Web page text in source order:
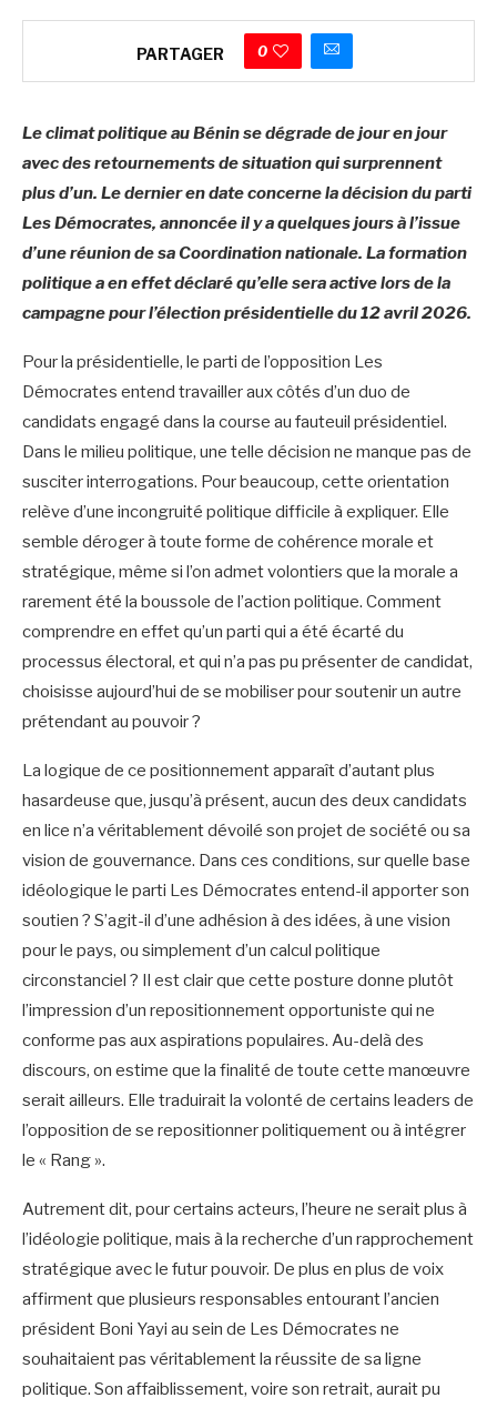
PARTAGER 0
Le climat politique au Bénin se dégrade de jour en jour
avec des retournements de situation qui surprennent
plus d’un. Le dernier en date concerne la décision du parti
Les Démocrates, annoncée il y a quelques jours à l’issue
d’une réunion de sa Coordination nationale. La formation
politique a en effet déclaré qu’elle sera active lors de la
campagne pour l’élection présidentielle du 12 avril 2026.
Pour la présidentielle, le parti de l’opposition Les
Démocrates entend travailler aux côtés d’un duo de
candidats engagé dans la course au fauteuil présidentiel.
Dans le milieu politique, une telle décision ne manque pas de
susciter interrogations. Pour beaucoup, cette orientation
relève d’une incongruité politique difficile à expliquer. Elle
semble déroger à toute forme de cohérence morale et
stratégique, même si l’on admet volontiers que la morale a
rarement été la boussole de l’action politique. Comment
comprendre en effet qu’un parti qui a été écarté du
processus électoral, et qui n’a pas pu présenter de candidat,
choisisse aujourd’hui de se mobiliser pour soutenir un autre
prétendant au pouvoir ?
La logique de ce positionnement apparaît d’autant plus
hasardeuse que, jusqu’à présent, aucun des deux candidats
en lice n’a véritablement dévoilé son projet de société ou sa
vision de gouvernance. Dans ces conditions, sur quelle base
idéologique le parti Les Démocrates entend-il apporter son
soutien ? S’agit-il d’une adhésion à des idées, à une vision
pour le pays, ou simplement d’un calcul politique
circonstanciel ? Il est clair que cette posture donne plutôt
l’impression d’un repositionnement opportuniste qui ne
conforme pas aux aspirations populaires. Au-delà des
discours, on estime que la finalité de toute cette manœuvre
serait ailleurs. Elle traduirait la volonté de certains leaders de
l’opposition de se repositionner politiquement ou à intégrer
le « Rang ».
Autrement dit, pour certains acteurs, l’heure ne serait plus à
l’idéologie politique, mais à la recherche d’un rapprochement
stratégique avec le futur pouvoir. De plus en plus de voix
affirment que plusieurs responsables entourant l’ancien
président Boni Yayi au sein de Les Démocrates ne
souhaitaient pas véritablement la réussite de sa ligne
politique. Son affaiblissement, voire son retrait, aurait pu